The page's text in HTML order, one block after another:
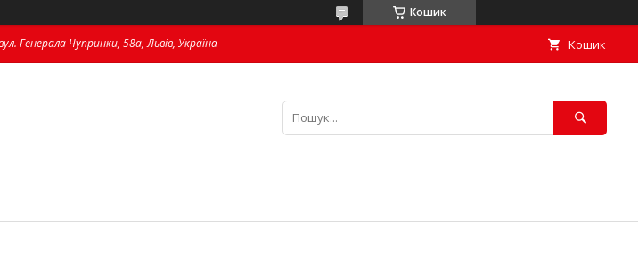
Кошик
Генерала Чупринки, 58а, Львів, Україна Кошик